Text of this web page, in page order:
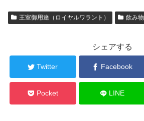
王室御用達（ロイヤルワラント） 飲み物
シェアする
Twitter Facebook
Pocket LINE